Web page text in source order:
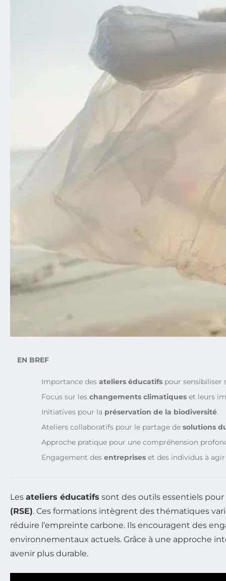
EN BREF
Importance des ateliers éducatifs pour sensibiliser
Focus sur les changements climatiques et leurs
Initiatives pour la préservation de la biodiversité.
Ateliers collaboratifs pour le partage de solutions
Approche pratique pour une compréhension
Engagement des entreprises et des individus à
Les ateliers éducatifs sont des outils essentiels
(RSE). Ces formations intègrent des thématiques
réduire l’empreinte carbone. Ils encouragent des
environnementaux actuels. Grâce à une approche
avenir plus durable.